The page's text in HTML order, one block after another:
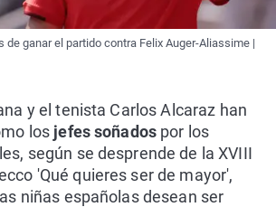
de ganar el partido contra Felix Auger-Aliassime |
y el tenista Carlos Alcaraz han
los jefes soñados por los
según se desprende de la XVIII
'Qué quieres ser de mayor',
niñas españolas desean ser